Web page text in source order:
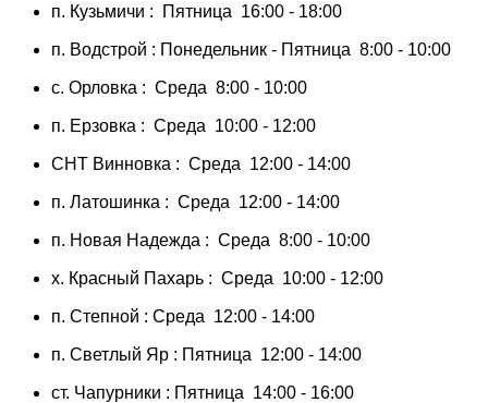
п. Кузьмичи : Пятница 16:00 - 18:00
п. Водстрой : Понедельник - Пятница 8:00 - 10:00
с. Орловка : Среда 8:00 - 10:00
п. Ерзовка : Среда 10:00 - 12:00
СНТ Винновка : Среда 12:00 - 14:00
п. Латошинка : Среда 12:00 - 14:00
п. Новая Надежда : Среда 8:00 - 10:00
х. Красный Пахарь : Среда 10:00 - 12:00
п. Степной : Среда 12:00 - 14:00
п. Светлый Яр : Пятница 12:00 - 14:00
ст. Чапурники : Пятница 14:00 - 16:00